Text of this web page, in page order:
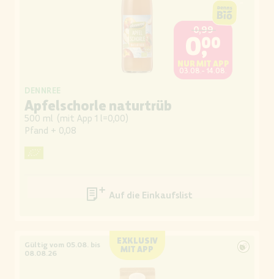
0,99
0,00
NUR MIT APP
03.08.- 14.08.
DENNREE
Apfelschorle naturtrüb
500 ml (mit App 1 l=0,00)
Pfand + 0,08
Auf die Einkaufsliste
EXKLUSIV
MIT APP
Gültig vom 05.08. bis
08.08.26